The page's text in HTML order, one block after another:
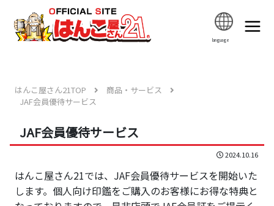
language
はんこ屋さん21TOP
商品・サービス
JAF会員優待サービス
JAF会員優待サービス
2024.10.16
はんこ屋さん21では、JAF会員優待サービスを開始いた
します。個人向け印鑑をご購入のお客様にお得な特典と